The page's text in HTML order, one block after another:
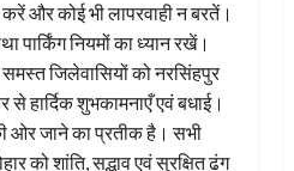
और कोई भी लापरवाही न बरतें।
पार्किंग नियमों का ध्यान रखें।
जिलेवासियों को नरसिंहपुर
हार्दिक शुभकामनाएँ एवं बधाई।
ओर जाने का प्रतीक है। सभी
को शांति, सद्भाव एवं सुरक्षित ढंग